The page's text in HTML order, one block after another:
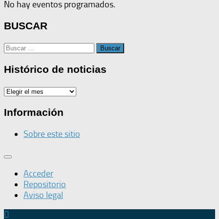
No hay eventos programados.
BUSCAR
Buscar:
Histórico de noticias
Histórico
noticias
Información
Sobre este sitio
Acceder
Repositorio
Aviso legal